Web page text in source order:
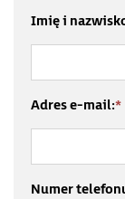
Imię i
Adres e-mail:*
Numer